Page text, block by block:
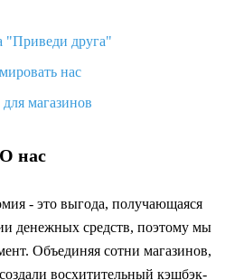
"Приведи друга"
нас
магазинов
О нас
- это выгода, получающаяся
денежных средств, поэтому мы
Объединяя сотни магазинов,
восхитительный кэшбэк-